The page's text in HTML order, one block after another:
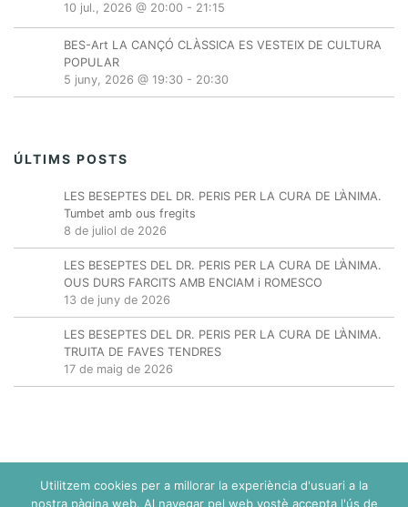
10 jul., 2026 @ 20:00 - 21:15
BES-Art LA CANÇÓ CLÀSSICA ES VESTEIX DE CULTURA
POPULAR
5 juny, 2026 @ 19:30 - 20:30
ÚLTIMS POSTS
LES BESEPTES DEL DR. PERIS PER LA CURA DE L’ÀNIMA.
Tumbet amb ous fregits
8 de juliol de 2026
LES BESEPTES DEL DR. PERIS PER LA CURA DE L’ÀNIMA.
OUS DURS FARCITS AMB ENCIAM i ROMESCO
13 de juny de 2026
LES BESEPTES DEL DR. PERIS PER LA CURA DE L’ÀNIMA.
TRUITA DE FAVES TENDRES
17 de maig de 2026
Utilitzem cookies per a millorar la experiència d'usuari a la
nostra pàgina web. Al navegar pel web vostè accepta l'ús de